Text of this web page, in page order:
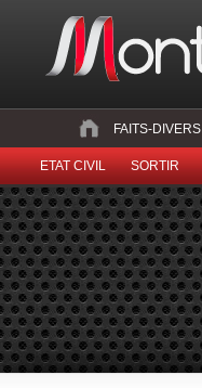
FAITS-DIVERS
ETAT CIVIL SORTIR